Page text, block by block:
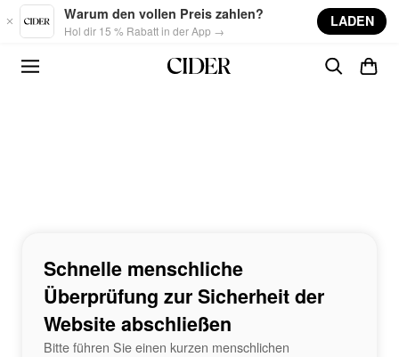
Skip to main content
Warum den vollen Preis zahlen?
Hol dir 15 % Rabatt in der App →
LADEN
Schnelle menschliche
Überprüfung zur Sicherheit der
Website abschließen
Bitte führen Sie einen kurzen menschlichen